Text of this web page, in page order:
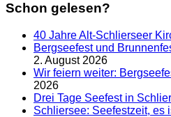
Schon gelesen?
40 Jahre Alt-Schlierseer
Bergseefest und
2. August 2026
Wir feiern weiter:
2026
Drei Tage Seefest in
Schliersee: Seefestzeit, es